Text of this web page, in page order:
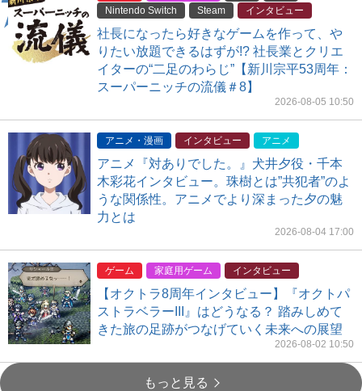
Nintendo Switch
Steam インタビュー
社長になったら好きなゲームを作って、や
りたい放題できるはずが!? 社長業とクリエ
イターの“二足のわらじ”【新川宗平53周年：
スーパーニッチの流儀＃8】
2026-08-05 10:50
アニメ・漫画 インタビュー アニメ
アニメ『対ありでした。』犬井夕役・千本
木彩花インタビュー。珠樹とは”共犯者”のよ
うな関係性。アニメでより深まった夕の魅
力とは
2026-08-04 17:00
ゲーム 家庭用ゲーム インタビュー
【オクトラ8周年インタビュー】『オクトパ
ストラベラーIII』はどうなる？ 踏みしめて
きた旅の足跡がつなげていく未来への展望
2026-08-02 10:50
もっと見る